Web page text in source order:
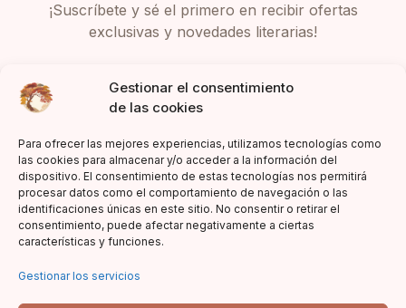
Gestionar el consentimiento
de las cookies
Para ofrecer las mejores experiencias, utilizamos tecnologías como
las cookies para almacenar y/o acceder a la información del
dispositivo. El consentimiento de estas tecnologías nos permitirá
procesar datos como el comportamiento de navegación o las
identificaciones únicas en este sitio. No consentir o retirar el
consentimiento, puede afectar negativamente a ciertas
características y funciones.
Gestionar los servicios
¡Suscríbete y sé el primero en recibir ofertas
exclusivas y novedades literarias!
Acepto la política de privacidad